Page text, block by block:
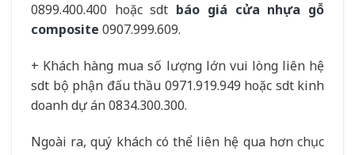
0899.400.400 hoặc sdt báo giá cửa nhựa gỗ
composite 0907.999.609.
+ Khách hàng mua số lượng lớn vui lòng liên hệ
sdt bộ phận đấu thầu 0971.919.949 hoặc sdt kinh
doanh dự án 0834.300.300.
Ngoài ra, quý khách có thể liên hệ qua hơn chục